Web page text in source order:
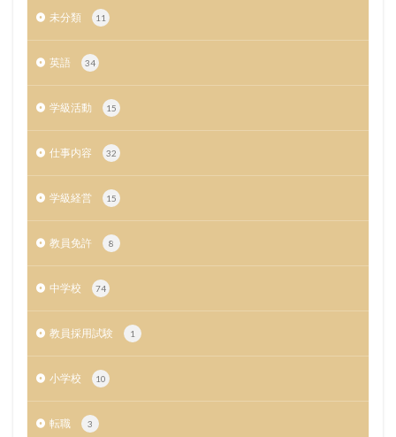
未分類 11
英語 34
学級活動 15
仕事内容 32
学級経営 15
教員免許 8
中学校 74
教員採用試験 1
小学校 10
転職 3